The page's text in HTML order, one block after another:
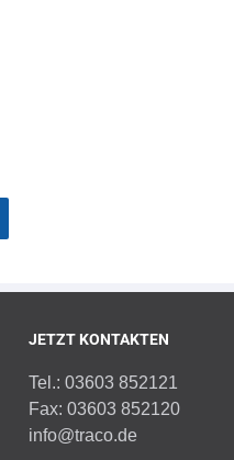
JETZT KONTAKTEN
Tel.: 03603 852121
Fax: 03603 852120
info@traco.de